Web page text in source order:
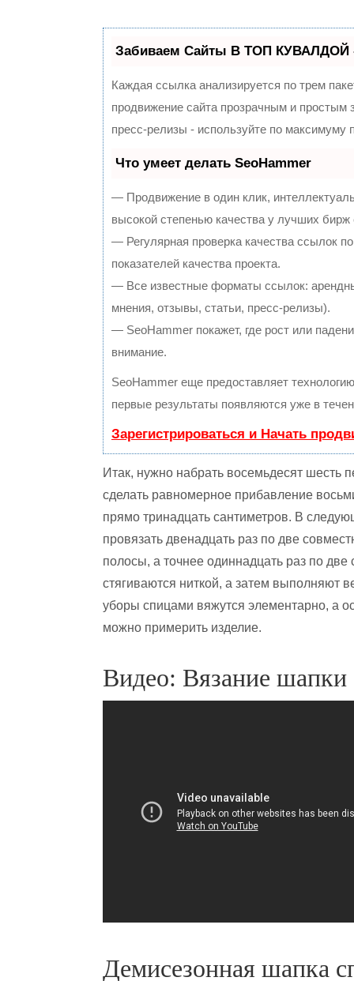
Забиваем Сайты В ТОП КУВАЛДОЙ -
Каждая ссылка анализируется по трем
продвижение сайта прозрачным и
пресс-релизы - используйте по
Что умеет делать SeoHammer
— Продвижение в один клик,
высокой степенью качества у лучших бирж
— Регулярная проверка качества ссылок
показателей качества проекта.
— Все известные форматы ссылок:
мнения, отзывы, статьи, пресс-релизы).
— SeoHammer покажет, где рост или
внимание.
SeoHammer еще предоставляет
первые результаты появляются уже в
Зарегистрироваться и Начать
Итак, нужно набрать восемьдесят шесть
сделать равномерное прибавление
прямо тринадцать сантиметров. В
провязать двенадцать раз по две
полосы, а точнее одиннадцать раз по
стягиваются ниткой, а затем выполняют
уборы спицами вяжутся элементарно, а
можно примерить изделие.
Видео: Вязание шапки
Демисезонная шапка